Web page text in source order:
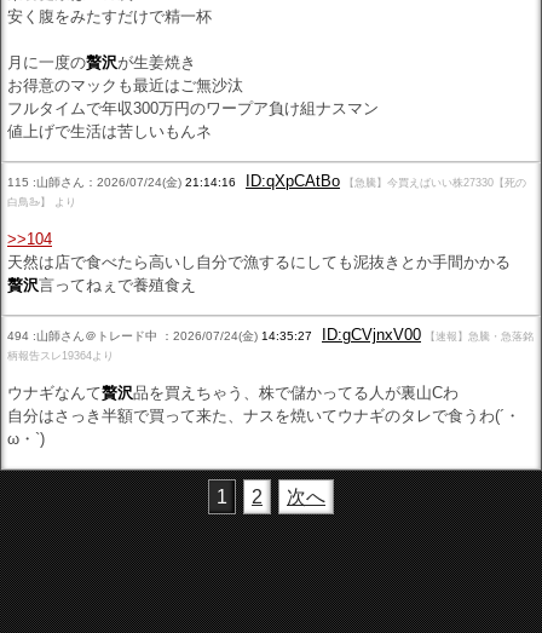
安く腹をみたすだけで精一杯
月に一度の贅沢が生姜焼き
お得意のマックも最近はご無沙汰
フルタイムで年収300万円のワープア負け組ナスマン
値上げで生活は苦しいもんネ
115 :山師さん：2026/07/24(金) 21:14:16 ID:qXpCAtBo
【急騰】今買えばいい株27330【死の
白鳥🦢】 より
>>104
天然は店で食べたら高いし自分で漁するにしても泥抜きとか手間かかる
贅沢言ってねぇで養殖食え
494 :山師さん＠トレード中 ：2026/07/24(金) 14:35:27 ID:gCVjnxV00
【速報】急騰・急落銘
柄報告スレ19364より
ウナギなんて贅沢品を買えちゃう、株で儲かってる人が裏山Cわ
自分はさっき半額で買って来た、ナスを焼いてウナギのタレで食うわ(´・
ω・`)
1 2 次へ